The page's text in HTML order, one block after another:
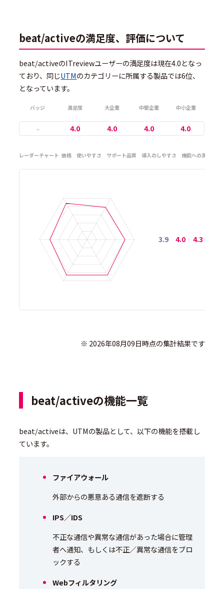
beat/activeの満足度、評価について
beat/activeのITreviewユーザーの満足度は現在4.0となっ
ており、同じUTMのカテゴリーに所属する製品では6位、
となっています。
バッジ 満足度 大企業 中堅企業 中小企業
- 4.0 4.0 4.0 4.0
レーダーチャート 価格 使いやすさ サポート品質 導入のしやすさ 機能への満足度
3.9 4.0 4.3
beat/activeの機能一覧
beat/activeは、UTMの製品として、以下の機能を搭載し
ています。
ファイアウォール
外部からの悪意ある通信を遮断する
IPS／IDS
不正な通信や異常な通信があった場合に管理
者へ通知、もしくは不正／異常な通信をブロ
ックする
Webフィルタリング